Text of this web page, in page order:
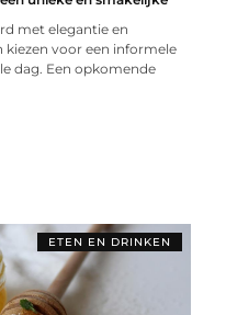
met elegantie en
kiezen voor een informele
dag. Een opkomende
ETEN EN DRINKEN